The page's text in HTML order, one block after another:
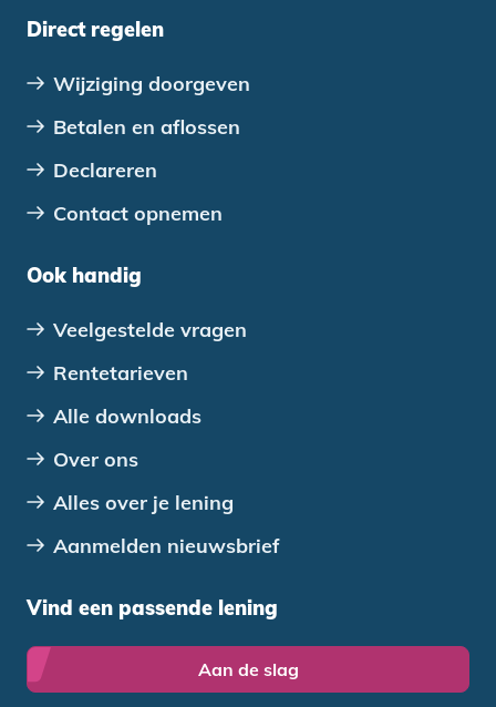
Direct regelen
Wijziging doorgeven
Betalen en aflossen
Declareren
Contact opnemen
Ook handig
Veelgestelde vragen
Rentetarieven
Alle downloads
Over ons
Alles over je lening
Aanmelden nieuwsbrief
Vind een passende lening
Aan de slag